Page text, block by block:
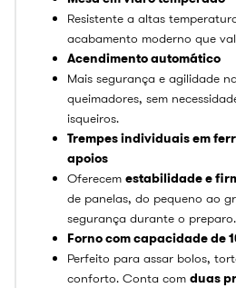
Resistente a altas
acabamento moderno que
Acendimento automático
Mais segurança e agilidade
queimadores, sem
isqueiros.
Trempes individuais em
apoios
Oferecem estabilidade e
de panelas, do pequeno ao
segurança durante o preparo.
Forno com capacidade de
Perfeito para assar bolos,
conforto. Conta com duas